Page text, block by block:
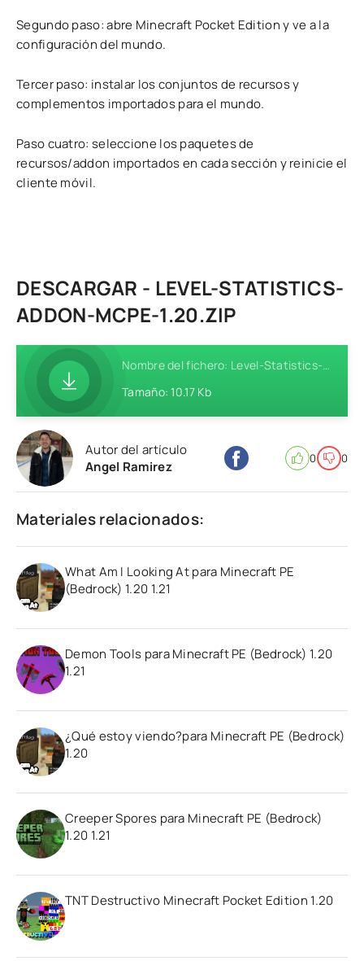
Segundo paso: abre Minecraft Pocket Edition y ve a la
configuración del mundo.
Tercer paso: instalar los conjuntos de recursos y
complementos importados para el mundo.
Paso cuatro: seleccione los paquetes de
recursos/addon importados en cada sección y reinicie el
cliente móvil.
DESCARGAR - LEVEL-STATISTICS-
ADDON-MCPE-1.20.ZIP
Nombre del fichero: Level-Statistics-Addon-MCPE-1.20.zip
Tamaño: 10.17 Kb
Autor del artículo
Angel Ramirez
0 0
Materiales relacionados:
What Am I Looking At para Minecraft PE
(Bedrock) 1.20 1.21
Demon Tools para Minecraft PE (Bedrock) 1.20
1.21
¿Qué estoy viendo?para Minecraft PE (Bedrock)
1.20
Creeper Spores para Minecraft PE (Bedrock)
1.20 1.21
TNT Destructivo Minecraft Pocket Edition 1.20